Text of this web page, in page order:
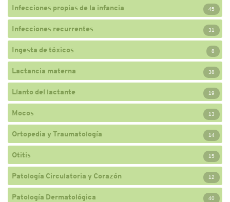
Infecciones propias de la infancia 45
Infecciones recurrentes 31
Ingesta de tóxicos 8
Lactancia materna 38
Llanto del lactante 19
Mocos 13
Ortopedia y Traumatología 14
Otitis 15
Patología Circulatoria y Corazón 12
Patología Dermatológica 40